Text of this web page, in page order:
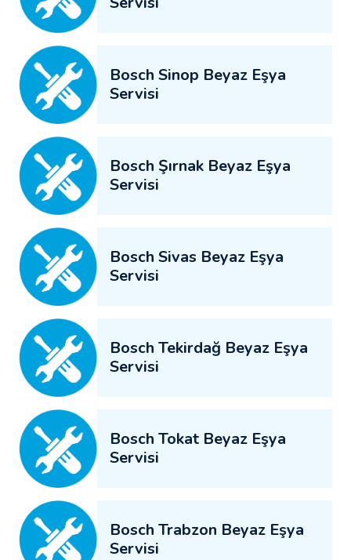
Bosch Sinop Beyaz Eşya
Servisi
Bosch Şırnak Beyaz Eşya
Servisi
Bosch Sivas Beyaz Eşya
Servisi
Bosch Tekirdağ Beyaz Eşya
Servisi
Bosch Tokat Beyaz Eşya
Servisi
Bosch Trabzon Beyaz Eşya
Servisi